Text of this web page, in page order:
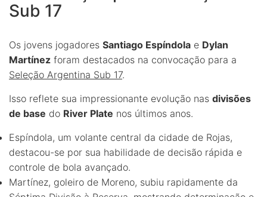
Sub 17
Os jovens jogadores Santiago Espíndola e Dylan
Martínez foram destacados na convocação para a
Seleção Argentina Sub 17.
Isso reflete sua impressionante evolução nas divisões
de base do River Plate nos últimos anos.
Espíndola, um volante central da cidade de Rojas,
destacou-se por sua habilidade de decisão rápida e
controle de bola avançado.
Martínez, goleiro de Moreno, subiu rapidamente da